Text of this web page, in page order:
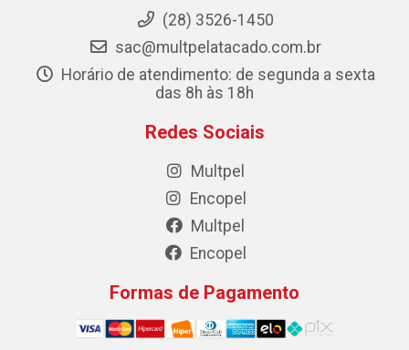
(28) 3526-1450
sac@multpelatacado.com.br
Horário de atendimento: de segunda a sexta
das 8h às 18h
Redes Sociais
Multpel
Encopel
Multpel
Encopel
Formas de Pagamento